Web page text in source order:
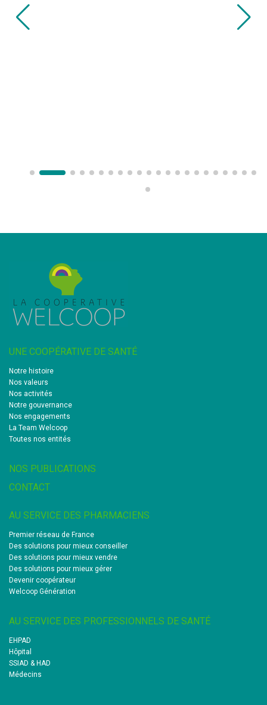
UNE COOPÉRATIVE DE SANTÉ
Notre histoire
Nos valeurs
Nos activités
Notre gouvernance
Nos engagements
La Team Welcoop
Toutes nos entités
NOS PUBLICATIONS
CONTACT
AU SERVICE DES PHARMACIENS
Premier réseau de France
Des solutions pour mieux conseiller
Des solutions pour mieux vendre
Des solutions pour mieux gérer
Devenir coopérateur
Welcoop Génération
AU SERVICE DES PROFESSIONNELS DE SANTÉ
EHPAD
Hôpital
SSIAD & HAD
Médecins